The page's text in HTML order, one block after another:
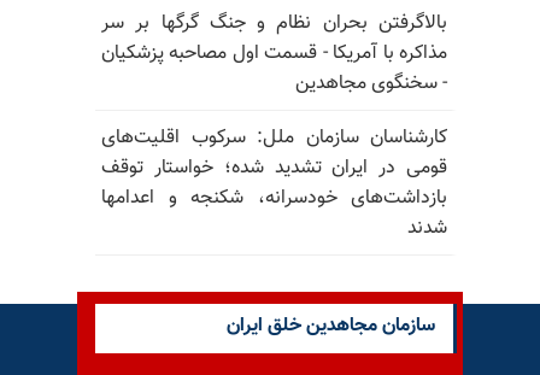
بالا‌گرفتن بحران نظام و جنگ گرگها بر سر
مذاکره با آمریکا - قسمت اول مصاحبه پزشکیان
- سخنگوی مجاهدین
کارشناسان سازمان ملل: سرکوب اقلیت‌های
قومی در ایران تشدید شده؛ خواستار توقف
بازداشت‌های خودسرانه، شکنجه و اعدامها
شدند
سازمان مجاهدین خلق ایران